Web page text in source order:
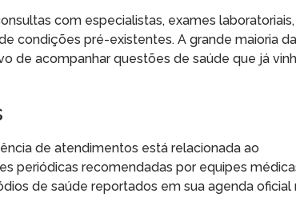
com especialistas, exames
condições pré-existentes. A grande maioria
de acompanhar questões de saúde que já
de atendimentos está relacionada ao
periódicas recomendadas por equipes
de saúde reportados em sua agenda oficial